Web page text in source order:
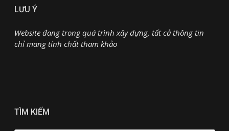
LƯU Ý
Website đang trong quá trình xây dựng, tất cả thông tin
chỉ mang tính chất tham khảo
TÌM KIẾM